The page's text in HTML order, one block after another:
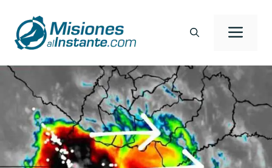
contenido